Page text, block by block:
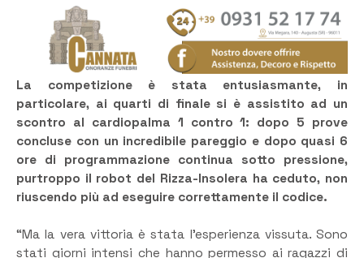
La competizione è stata entusiasmante, in
particolare, ai quarti di finale si è assistito ad un
scontro al cardiopalma 1 contro 1: dopo 5 prove
concluse con un incredibile pareggio e dopo quasi 6
ore di programmazione continua sotto pressione,
purtroppo il robot del Rizza-Insolera ha ceduto, non
riuscendo più ad eseguire correttamente il codice.
“Ma la vera vittoria è stata l’esperienza vissuta. Sono
stati giorni intensi che hanno permesso ai ragazzi di